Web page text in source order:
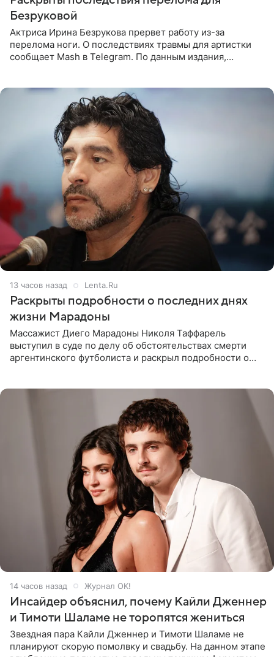
Безруковой
Актриса Ирина Безрукова прервет работу из-за
перелома ноги. О последствиях травмы для артистки
сообщает Mash в Telegram. По данным издания,
13 часов назад Lenta.Ru
Раскрыты подробности о последних днях
жизни Марадоны
Массажист Диего Марадоны Николя Таффарель
выступил в суде по делу об обстоятельствах смерти
аргентинского футболиста и раскрыл подробности о
14 часов назад Журнал OK!
Инсайдер объяснил, почему Кайли Дженнер
и Тимоти Шаламе не торопятся жениться
Звездная пара Кайли Дженнер и Тимоти Шаламе не
планируют скорую помолвку и свадьбу. На данном этапе